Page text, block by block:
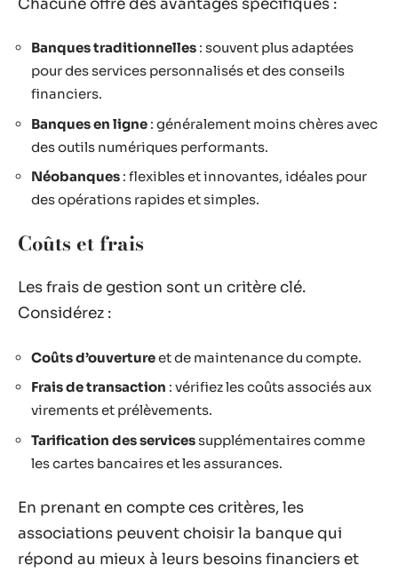
Banques traditionnelles : souvent plus adaptées
pour des services personnalisés et des conseils
financiers.
Banques en ligne : généralement moins chères avec
des outils numériques performants.
Néobanques : flexibles et innovantes, idéales pour
des opérations rapides et simples.
Coûts et frais
Les frais de gestion sont un critère clé.
Considérez :
Coûts d’ouvertureet de maintenance du compte.
Frais de transaction : vérifiez les coûts associés aux
virements et prélèvements.
Tarification des servicessupplémentaires comme
les cartes bancaires et les assurances.
En prenant en compte ces critères, les
associations peuvent choisir la banque qui
répond au mieux à leurs besoins financiers et